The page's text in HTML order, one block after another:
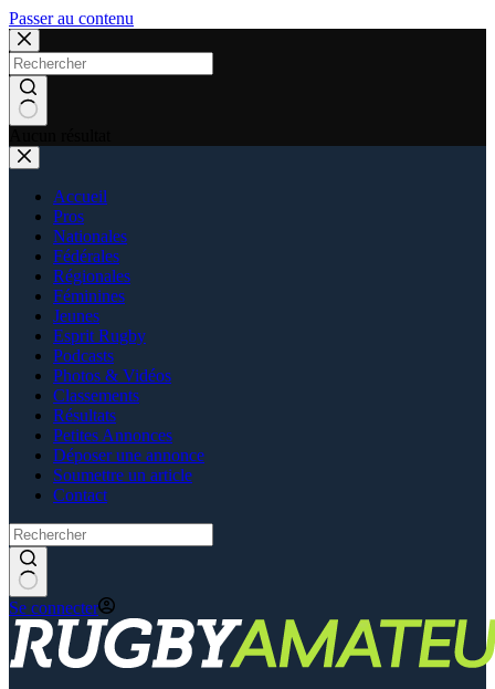
Passer au contenu
Accueil
Pros
Nationales
Fédérales
Régionales
Féminines
Jeunes
Esprit Rugby
Podcasts
Photos & Vidéos
Classements
Résultats
Petites Annonces
Déposer une annonce
Soumettre un article
Contact
Se connecter